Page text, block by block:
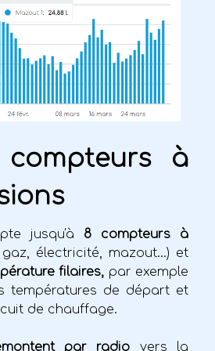
à
jusqu'à 8 compteurs à
gaz, électricité, mazout…) et
filaires, par exemple
températures de départ et
de chauffage.
par radio vers la